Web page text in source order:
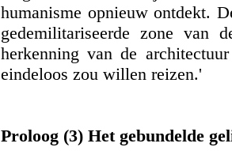
humanisme opnieuw ontdekt.
gedemilitariseerde zone van
herkenning van de
eindeloos zou willen reizen.'
Proloog (3) Het gebundelde